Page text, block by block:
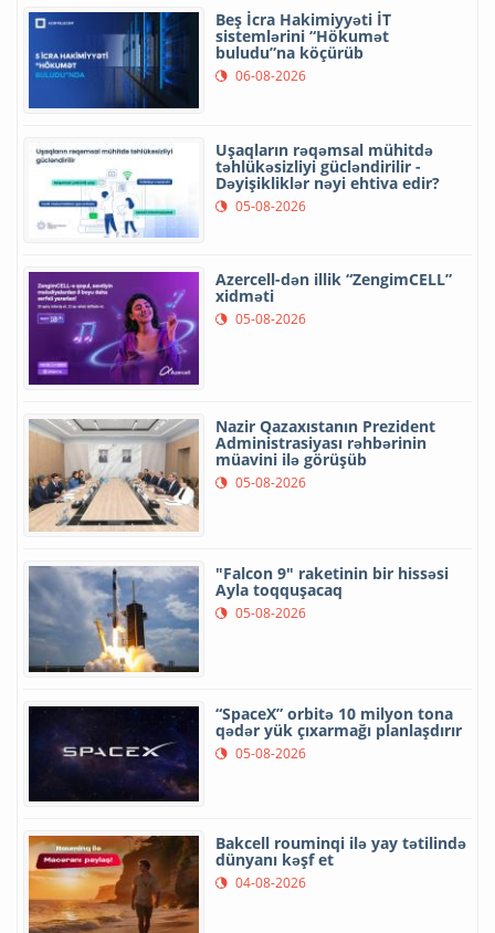
Beş İcra Hakimiyyəti İT
sistemlərini “Hökumət
buludu”na köçürüb
06-08-2026
Uşaqların rəqəmsal mühitdə
təhlükəsizliyi gücləndirilir -
Dəyişikliklər nəyi ehtiva edir?
05-08-2026
Azercell-dən illik “ZengimCELL”
xidməti
05-08-2026
Nazir Qazaxıstanın Prezident
Administrasiyası rəhbərinin
müavini ilə görüşüb
05-08-2026
"Falcon 9" raketinin bir hissəsi
Ayla toqquşacaq
05-08-2026
“SpaceX” orbitə 10 milyon tona
qədər yük çıxarmağı planlaşdırır
05-08-2026
Bakcell rouminqi ilə yay tətilində
dünyanı kəşf et
04-08-2026